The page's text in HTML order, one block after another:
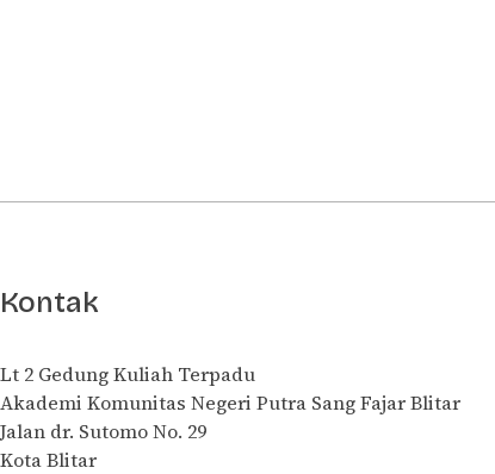
Kontak
Lt 2 Gedung Kuliah Terpadu
Akademi Komunitas Negeri Putra Sang Fajar Blitar
Jalan dr. Sutomo No. 29
Kota Blitar